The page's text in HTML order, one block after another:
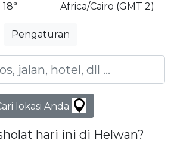
Africa/Cairo (GMT 2)
Pengaturan
lokasi Anda
hari ini di Helwan?